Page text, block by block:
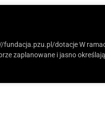
fundacja.pzu.pl/dotacje W
zaplanowane i jasno